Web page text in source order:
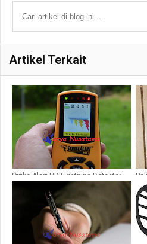
Artikel Terkait
Strike Alert HD Lightning Detector